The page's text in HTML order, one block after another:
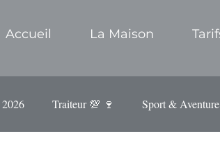
Accueil La Maison
Traiteur 💯 🍷 Sport &